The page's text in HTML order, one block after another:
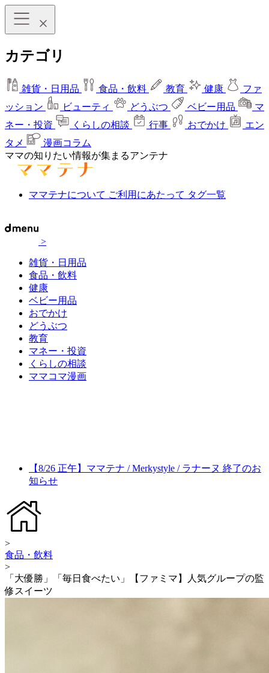
カテゴリ
雑貨・日用品 食品・飲料 教育 健康
ファ
ッション
ビューティ どうぶつ ベビー用品
マ
ネー・投資
くらしの相談 行事 おでかけ
エン
タメ
漫画コラム
ママの知りたい情報が集まるアンテナ
ママテナについて ご利用にあたって タグ一覧
>
雑貨・日用品
食品・飲料
健康
ベビー用品
おでかけ
どうぶつ
教育
マネー・投資
くらしの相談
ママコマ漫画
【8/26 正午】ママテナ / Merkystyle / ラナーヌ 終了のお
知らせ
>
食品・飲料
>
「大優勝」「毎日食べたい」【ファミマ】人気グループの監
修スイーツ